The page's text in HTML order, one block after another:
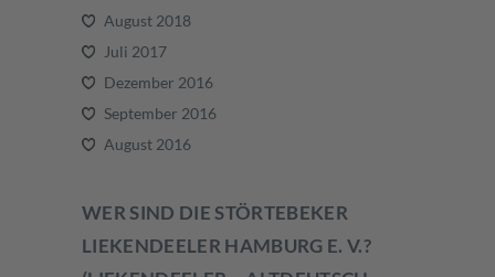
August 2018
Juli 2017
Dezember 2016
September 2016
August 2016
WER SIND DIE STÖRTEBEKER
LIEKENDEELER HAMBURG E. V.?